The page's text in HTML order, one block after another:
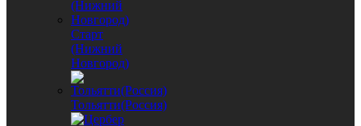
Старт
(Нижний
Новгород)
Тольятти(Россия)